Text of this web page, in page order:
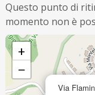
Questo punto di
momento non è
Via
+
−